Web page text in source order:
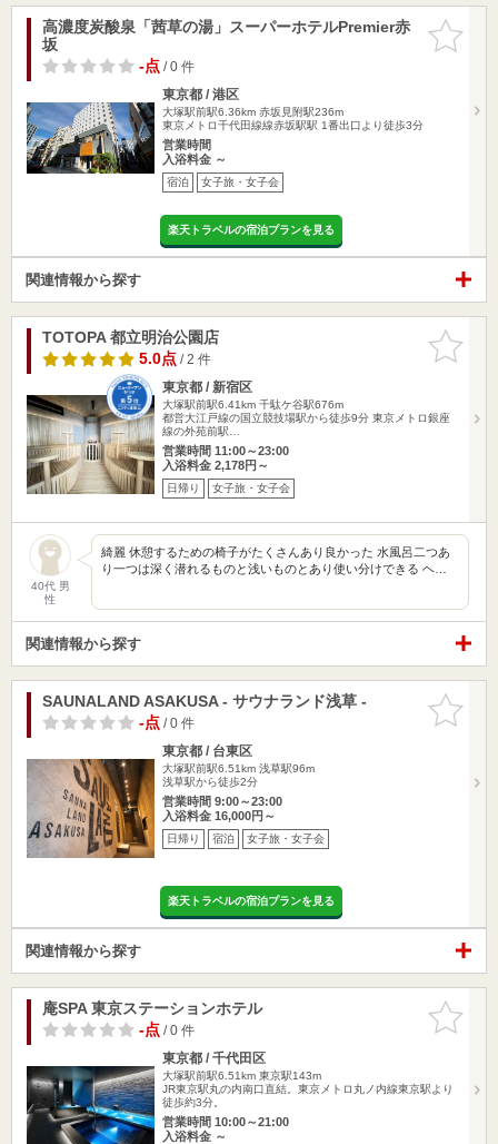
お気に入
りに追加
高濃度炭酸泉「茜草の湯」スーパーホテルPremier赤
坂
-点/ 0 件
東京都 / 港区
大塚駅前駅6.36km 赤坂見附駅236m
東京メトロ千代田線線赤坂駅駅 1番出口より徒歩3分
営業時間
入浴料金 ～
宿泊 女子旅・女子会
楽天トラベルの宿泊プランを見る
関連情報から探す
お気に入
りに追加
TOTOPA 都立明治公園店
5.0点/ 2 件
東京都 / 新宿区
大塚駅前駅6.41km 千駄ケ谷駅676m
都営大江戸線の国立競技場駅から徒歩9分 東京メトロ銀座
線の外苑前駅…
営業時間 11:00～23:00
入浴料金 2,178円～
日帰り 女子旅・女子会
40代 男
性
綺麗 休憩するための椅子がたくさんあり良かった 水風呂二つあ
り一つは深く潜れるものと浅いものとあり使い分けできる ヘ…
関連情報から探す
お気に入
りに追加
SAUNALAND ASAKUSA - サウナランド浅草 -
-点/ 0 件
東京都 / 台東区
大塚駅前駅6.51km 浅草駅96m
浅草駅から徒歩2分
営業時間 9:00～23:00
入浴料金 16,000円～
日帰り 宿泊 女子旅・女子会
楽天トラベルの宿泊プランを見る
関連情報から探す
お気に入
りに追加
庵SPA 東京ステーションホテル
-点/ 0 件
東京都 / 千代田区
大塚駅前駅6.51km 東京駅143m
JR東京駅丸の内南口直結。東京メトロ丸ノ内線東京駅より
徒歩約3分。
営業時間 10:00～21:00
入浴料金 ～